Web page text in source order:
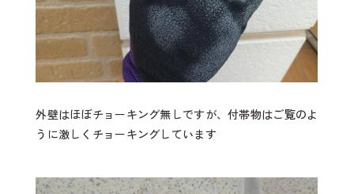
外壁はほぼチョーキング無しですが、付帯物はご覧のよ
うに激しくチョーキングしています